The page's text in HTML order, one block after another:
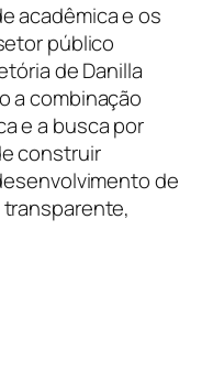
acadêmica e os
público
de Danilla
a combinação
e a busca por
construir
de